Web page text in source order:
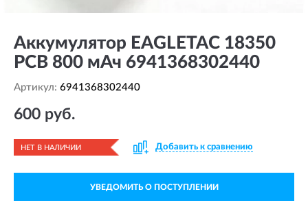
Аккумулятор EAGLETAC 18350
PCB 800 мАч 6941368302440
Артикул: 6941368302440
600 руб.
НЕТ В НАЛИЧИИ Добавить к сравнению
УВЕДОМИТЬ О ПОСТУПЛЕНИИ